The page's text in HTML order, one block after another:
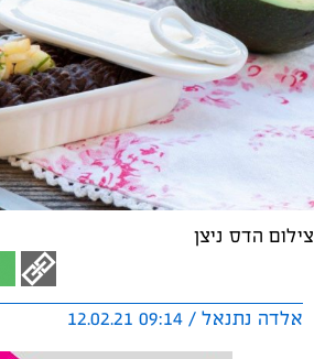
צילום הדס ניצן
אלדה נתנאל / 09:14 12.02.21